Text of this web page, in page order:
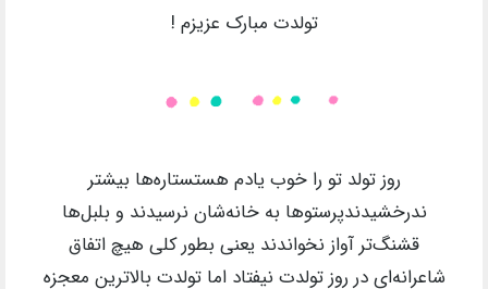
تولدت مبارک عزیزم !
روز تولد تو را خوب یادم هستستاره‌ها بیشتر
ندرخشیدندپرستوها به خانه‌شان نرسیدند و بلبل‌ها
قشنگ‌تر آواز نخواندند یعنی بطور کلی هیچ اتفاق
شاعرانه‌ای در روز تولدت نیفتاد اما تولدت بالاترین معجزه